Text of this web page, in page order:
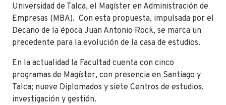
Universidad de Talca, el Magíster en Administración de
Empresas (MBA). Con esta propuesta, impulsada por el
Decano de la época Juan Antonio Rock, se marca un
precedente para la evolución de la casa de estudios.
En la actualidad la Facultad cuenta con cinco
programas de Magíster, con presencia en Santiago y
Talca; nueve Diplomados y siete Centros de estudios,
investigación y gestión.